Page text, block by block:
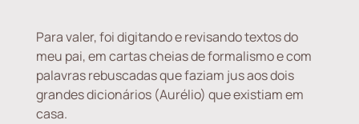
Para valer, foi digitando e revisando textos do
meu pai, em cartas cheias de formalismo e com
palavras rebuscadas que faziam jus aos dois
grandes dicionários (Aurélio) que existiam em
casa.